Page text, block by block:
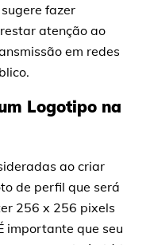
fazer
atenção ao
em redes
Logotipo na
ao criar
de perfil que será
256 x 256 pixels
importante que seu